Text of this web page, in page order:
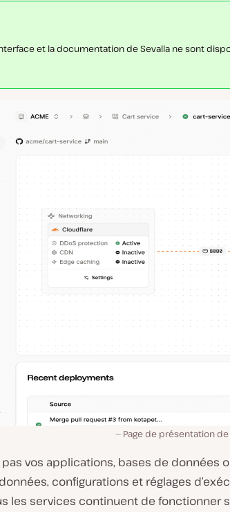
et la documentation de Sevalla ne sont
Page de présentation de
vos applications, bases de données
configurations et réglages
les services continuent de fonctionner